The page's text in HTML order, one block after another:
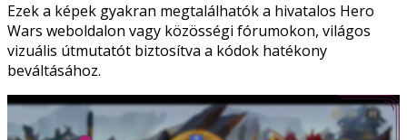
Ezek a képek gyakran megtalálhatók a hivatalos Hero
Wars weboldalon vagy közösségi fórumokon, világos
vizuális útmutatót biztosítva a kódok hatékony
beváltásához.